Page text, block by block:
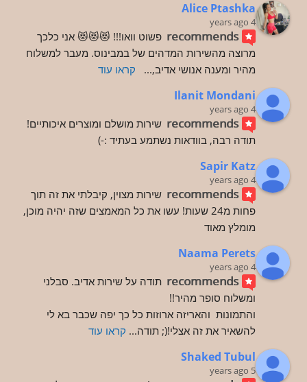
Alice Ptashka
4 years ago
recommends
מהיר ומענה אנושי אדיב,... קראו עוד
Ilanit Mondani
4 years ago
recommends
תודה רבה, בוודאות נשתמע בעתיד :-)
Sapir Katz
4 years ago
recommends
מומלץ מאוד
Naama Perets
4 years ago
recommends
ומשלוח סופר מהיר!!
להשאיר את זה אצלי!(; תודה... קראו עוד
Shaked Tubul
5 years ago